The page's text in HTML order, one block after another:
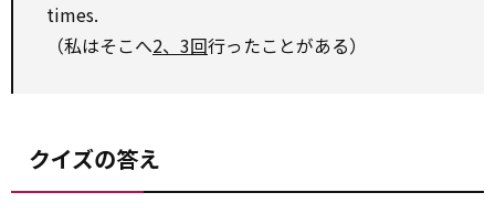
times.
（私はそこへ2、3回行ったことがある）
クイズの答え